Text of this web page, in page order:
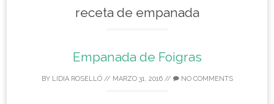
receta de empanada
Empanada de Foigras
BY LIDIA ROSELLÓ// MARZO 31, 2016// NO COMMENTS